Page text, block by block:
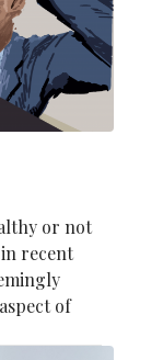
or not
recent
of